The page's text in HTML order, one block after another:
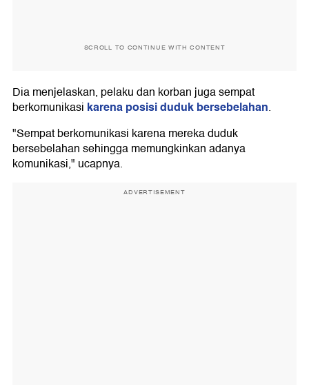
SCROLL TO CONTINUE WITH CONTENT
Dia menjelaskan, pelaku dan korban juga sempat
berkomunikasi karena posisi duduk bersebelahan.
"Sempat berkomunikasi karena mereka duduk
bersebelahan sehingga memungkinkan adanya
komunikasi," ucapnya.
ADVERTISEMENT